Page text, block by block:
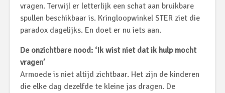
vragen. Terwijl er letterlijk een schat aan bruikbare
spullen beschikbaar is. Kringloopwinkel STER ziet die
paradox dagelijks. En doet er nu iets aan.
De onzichtbare nood: ‘Ik wist niet dat ik hulp mocht
vragen’
Armoede is niet altijd zichtbaar. Het zijn de kinderen
die elke dag dezelfde te kleine jas dragen. De